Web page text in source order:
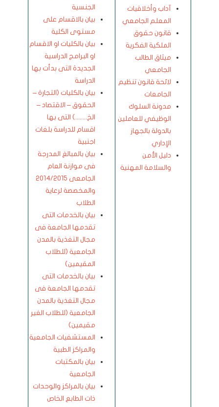
الجنسية
بيان بالاقسام على
مستوى الكلية
بيان بالكليات او الاقسام
او البرامج الدراسية
الجديدة التى بدأت بها
الدراسة
بيان بالكليات (التجارة –
الحقوق – الاقتصاد –
الخ........) التى بها
اقسام للدراسة بلغات
اجنبية
بيان بالمبالغ المدرجة
فى موازنة العام
الجامعى 2014/2015
والمخصصة لرعاية
الطلاب
بيان بالخدمات التى
تقدمها الجامعة فى
مجال التغذية بالمدن
الجامعية (للطلاب
المقيمين)
بيان بالخدمات التى
تقدمها الجامعة فى
مجال التغذية بالمدن
الجامعية (للطلاب الغير
مقيمين)
المستشفيات الجامعية
والمراكز الطبية
بيان بالمكتبات
الجامعية
بيان بالمراكز والوحدات
ذات الطابع الخاص
آداب وأخلاقيات
المعلم الجامعي
قانون حقوق
الملكية الفكرية
ميثاق الطالب
الجامعي
لائحة قانون تنظيم
الجامعات
مدونة السلوك
الوظيفي للعاملين
بالدولة بالجهاز
الإداري
دليل الأمن
والسلامة المهنية